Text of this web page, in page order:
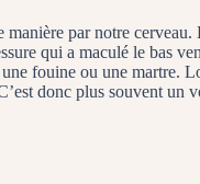
par notre
qui a maculé le bas
fouine ou une martre.
donc plus souvent